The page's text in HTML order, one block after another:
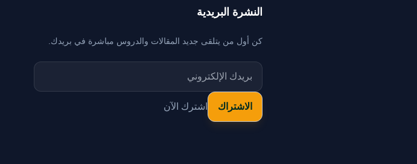
النشرة البريدية
كن أول من يتلقى جديد المقالات والدروس مباشرة في بريدك.
اشترك الآن